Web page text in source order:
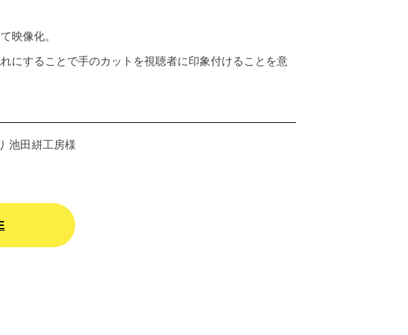
映像化。​
にすることで手のカットを視聴者に印象付けることを意
池田絣工房​​​様